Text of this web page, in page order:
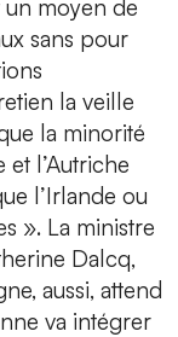
un moyen de
sans pour
la veille
la minorité
l’Autriche
l’Irlande ou
». La ministre
Dalcq,
aussi, attend
va intégrer